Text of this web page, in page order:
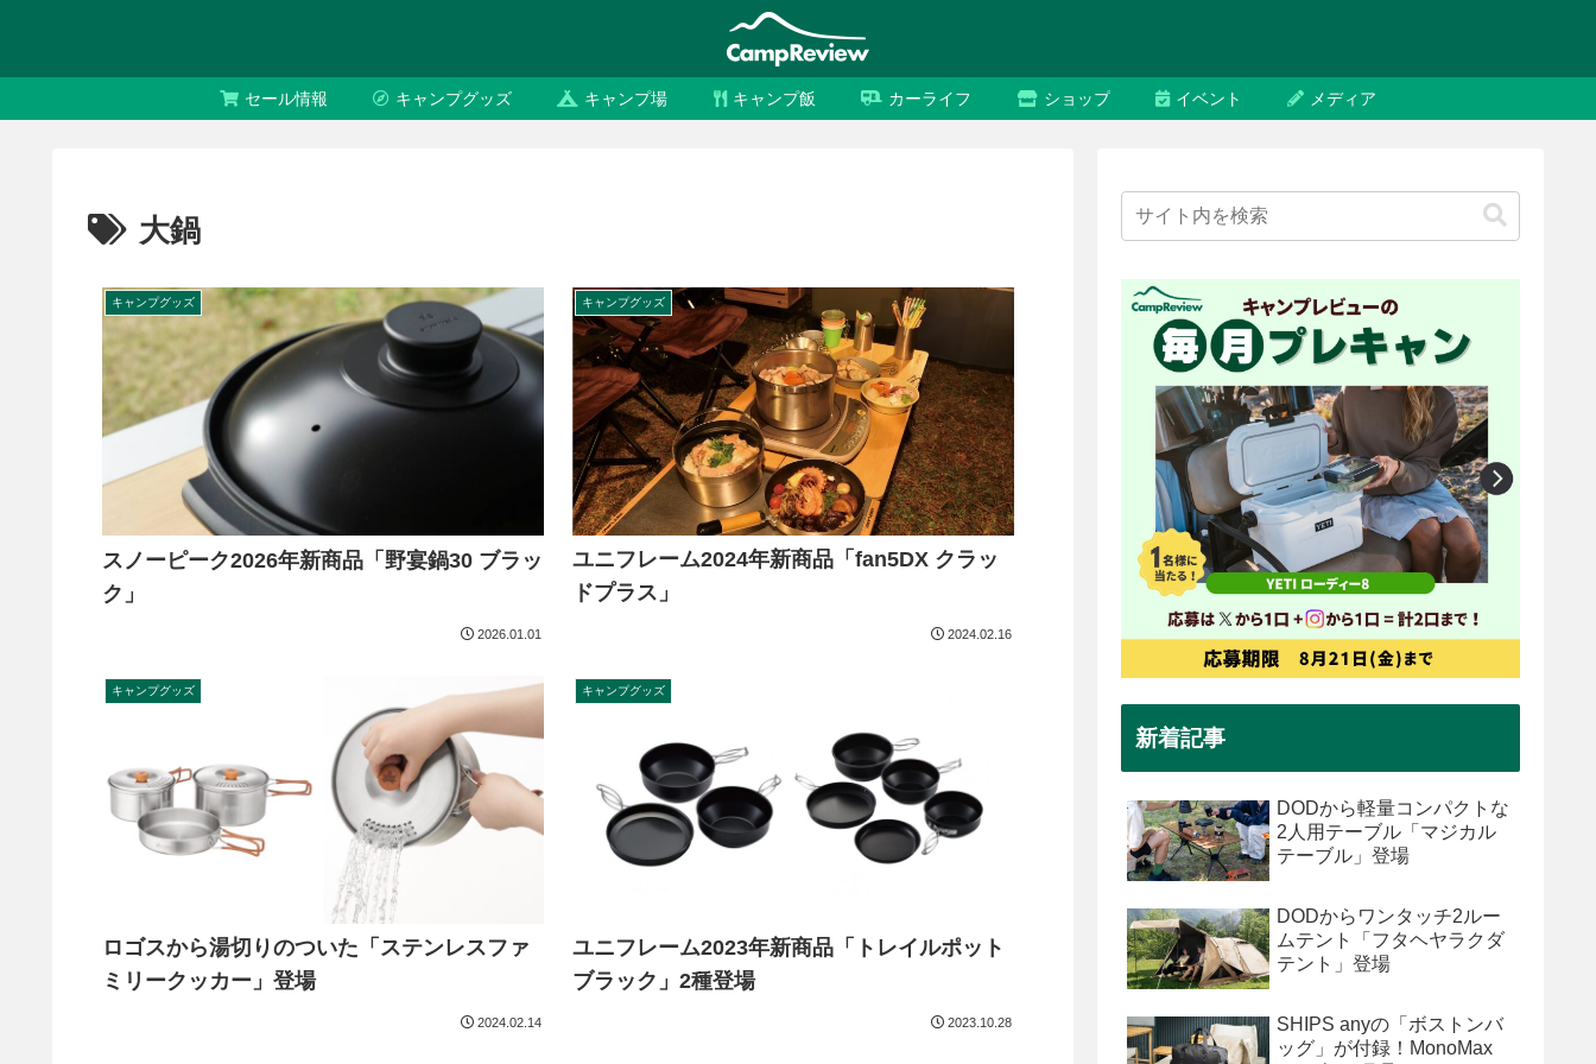
セール情報 キャンプグッズ キャンプ場 キャンプ飯 カーライフ ショップ イベント メディア
大鍋
キャンプグッズ
スノーピーク2026年新商品「野宴鍋30 ブラッ
ク」
2026.01.01
キャンプグッズ
ユニフレーム2024年新商品「fan5DX クラッ
ドプラス」
2024.02.16
キャンプグッズ
ロゴスから湯切りのついた「ステンレスファ
ミリークッカー」登場
2024.02.14
キャンプグッズ
ユニフレーム2023年新商品「トレイルポット
ブラック」2種登場
2023.10.28
新着記事
DODから軽量コンパクトな
2人用テーブル「マジカル
テーブル」登場
DODからワンタッチ2ルー
ムテント「フタヘヤラクダ
テント」登場
SHIPS anyの「ボストンバ
ッグ」が付録！MonoMax